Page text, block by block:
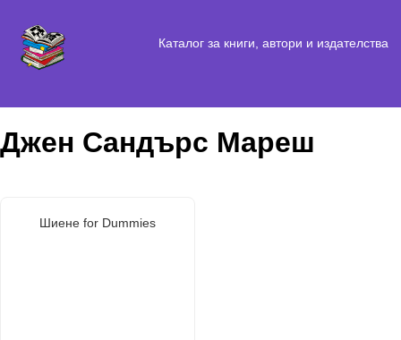
Каталог за книги, автори и издателства
Джен Сандърс Мареш
Шиене for Dummies